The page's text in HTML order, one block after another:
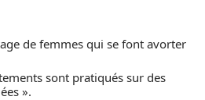
de femmes qui se font avorter
sont pratiqués sur des
».